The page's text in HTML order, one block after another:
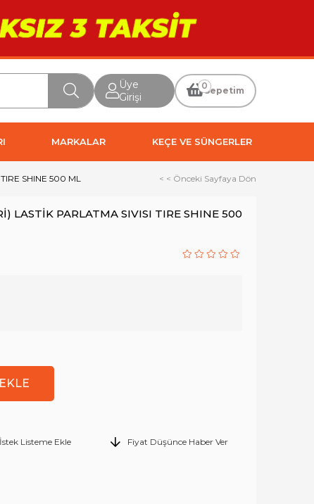
Üye
Girişi
Sepetim
0
MARKALAR KEÇE VE SÜNGERLER
SHINE 500 ML < < Önceki Sayfaya Dön
LASTİK PARLATMA SIVISI TIRE SHINE 500
İstek Listeme Ekle Fiyat Düşünce Haber Ver